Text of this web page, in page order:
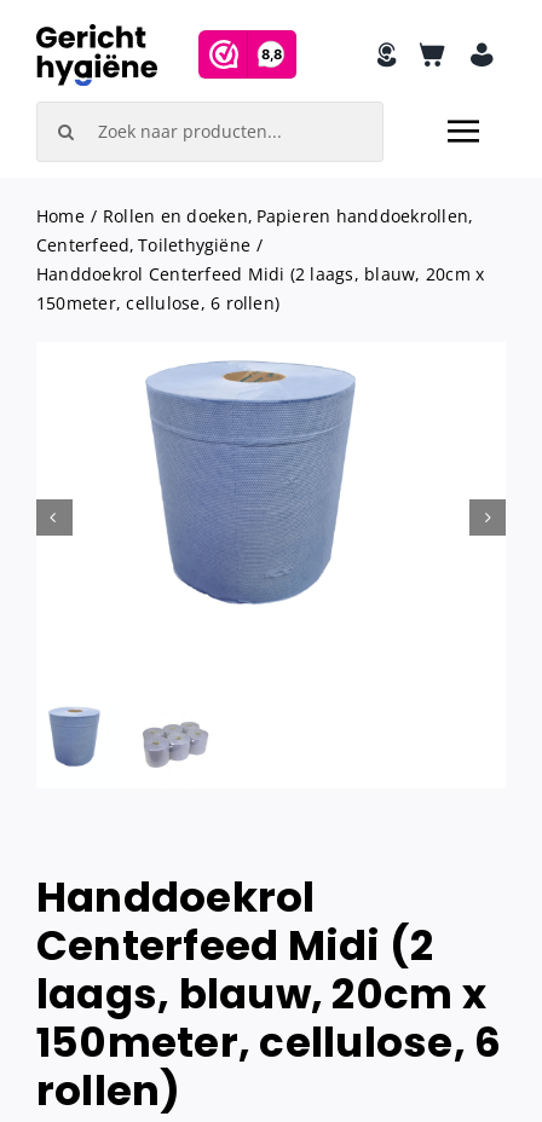
content
Home Rollen en doeken Papieren handdoekrollen
Centerfeed Toilethygiëne
Handdoekrol Centerfeed Midi (2 laags, blauw, 20cm x
150meter, cellulose, 6 rollen)
Handdoekrol
Centerfeed Midi (2
laags, blauw, 20cm x
150meter, cellulose, 6
rollen)